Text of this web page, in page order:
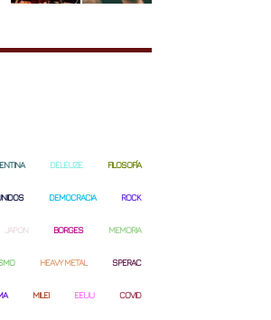
DELEUZE FILOSOFÍA
DEMOCRACIA ROCK
JAPON BORGES MEMORIA
HEAVY METAL SPERAC
MILEI EEUU COVID